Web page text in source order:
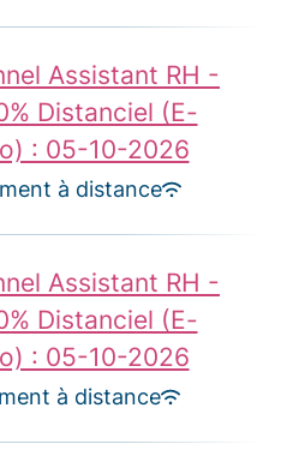
Assistant RH -
Distanciel (E-
: 05-10-2026
à distance
Assistant RH -
Distanciel (E-
: 05-10-2026
à distance